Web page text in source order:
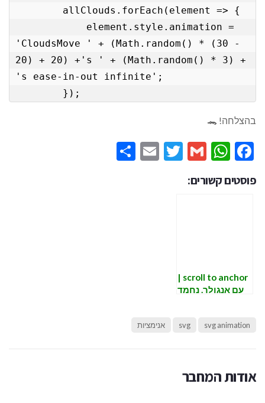
'CloudsMove ' + (Math.random() * (30 -
20) + 20) +'s ' + (Math.random() * 3) +
's ease-in-out infinite';
        });
בהצלחה! 🐊
Facebook
WhatsApp
Gmail
Twitter
Email
פוסטים קשורים:
scroll to anchor |
עם אנגולר. נחמד
svg svg animation אנימציות
אודות המחבר